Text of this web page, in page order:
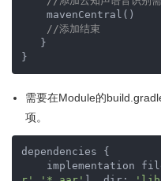
//添加结束
}
需要在Module的
项。
dependencies {
implementation